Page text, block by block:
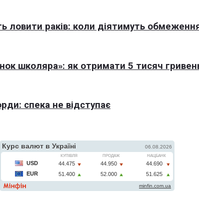
ловити раків: коли діятимуть
школяра»: як отримати 5 тисяч
спека не відступає